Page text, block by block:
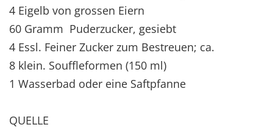
4 Eigelb von grossen Eiern
60 Gramm Puderzucker, gesiebt
4 Essl. Feiner Zucker zum Bestreuen; ca.
8 klein. Souffleformen (150 ml)
1 Wasserbad oder eine Saftpfanne
QUELLE